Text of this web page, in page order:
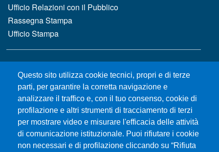
Questo sito utilizza cookie tecnici, propri e di terze
parti, per garantire la corretta navigazione e
analizzare il traffico e, con il tuo consenso, cookie di
profilazione e altri strumenti di tracciamento di terzi
per mostrare video e misurare l'efficacia delle attività
di comunicazione istituzionale. Puoi rifiutare i cookie
non necessari e di profilazione cliccando su “Rifiuta
Ufficio Relazioni con il Pubblico
Rassegna Stampa
Ufficio Stampa
MENÙ FOOTER 2
Bandi e concorsi
Gare d'appalto
Albo online
CIAM - Servizi Informatici
Brand Identity
Elenco siti tematici
Servizi per Disabilità e DSA